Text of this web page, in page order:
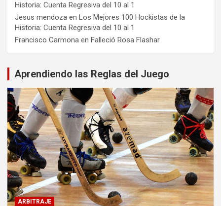
Historia: Cuenta Regresiva del 10 al 1
Jesus mendoza en Los Mejores 100 Hockistas de la
Historia: Cuenta Regresiva del 10 al 1
Francisco Carmona en Falleció Rosa Flashar
Aprendiendo las Reglas del Juego
ARBITRAJE